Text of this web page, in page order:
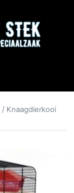
/ Knaagdierkooi